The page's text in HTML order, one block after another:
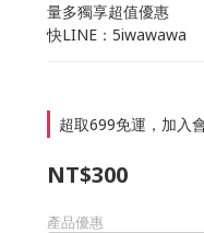
量多獨享超值優惠
快LINE：5iwawawa
超取699免運，加入
NT$300
產品優惠